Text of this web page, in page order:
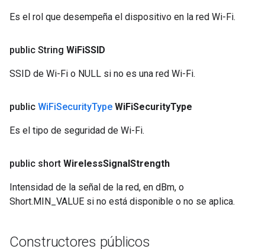
Es el rol que desempeña el dispositivo en la red Wi-Fi.
public String WiFiSSID
SSID de Wi-Fi o NULL si no es una red Wi-Fi.
public WiFiSecurityType WiFiSecurityType
Es el tipo de seguridad de Wi-Fi.
public short WirelessSignalStrength
Intensidad de la señal de la red, en dBm, o
Short.MIN_VALUE si no está disponible o no se aplica.
Constructores públicos